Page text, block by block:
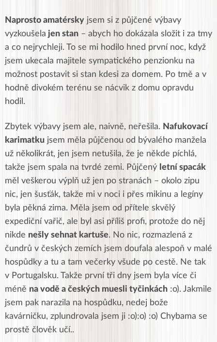
Naprosto amatérsky jsem si z půjčené výbavy
vyzkoušela jen stan – abych ho dokázala složit i za tmy
a co nejrychleji. To se mi hodilo hned první noc, když
jsem ukecala majitele sympatického penzionku na
možnost postavit si stan kdesi za domem. Po tmě a v
hodně divokém terénu se nácvik z domu opravdu
hodil.
Zbytek výbavy jsem ale, naivně, neřešila. Nafukovací
karimatku jsem měla půjčenou od bývalého manžela
už několikrát, jen jsem netušila, že je někde píchlá,
takže jsem spala na tvrdé zemi. Půjčený letní spacák
měl veškerou výplň už jen po stranách – okolo zipu
nic, jen šusťák, takže mi v noci i přes mikinu a legíny
byla pěkná zima. Měla jsem od přítele skvělý
expediční vařič, ale byl asi příliš profi, protože do něj
nikde nešly sehnat kartuše. No nic, rozmazlená z
čundrů v českých zemích jsem doufala alespoň v malé
hospůdky a tu a tam večerky všude po cestě. Ne tak
v Portugalsku. Takže první tři dny jsem byla více či
méně na vodě a českých muesli tyčinkách :o). Jakmile
jsem pak narazila na hospůdku, nedej bože
kavárničku, zplundrovala jsem ji :o):o) :o) Chybama se
prostě člověk učí..